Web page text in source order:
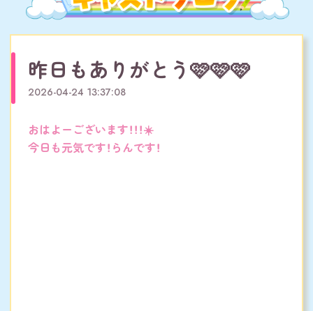
昨日もありがとう🩷🩷🩷
2026-04-24 13:37:08
おはよーございます！！！☀️
今日も元気です！らんです！